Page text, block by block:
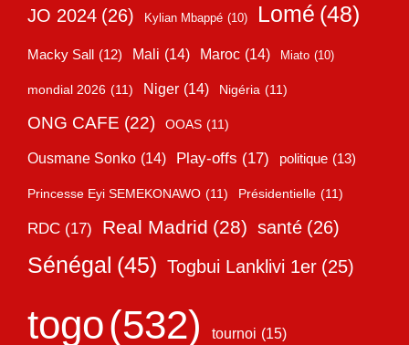
JO 2024 (26) Kylian Mbappé (10) Lomé (48)
Macky Sall (12) Mali (14) Maroc (14) Miato (10)
mondial 2026 (11) Niger (14) Nigéria (11)
ONG CAFE (22) OOAS (11)
Ousmane Sonko (14) Play-offs (17) politique (13)
Princesse Eyi SEMEKONAWO (11) Présidentielle (11)
RDC (17) Real Madrid (28) santé (26)
Sénégal (45) Togbui Lanklivi 1er (25)
togo(532) tournoi (15)